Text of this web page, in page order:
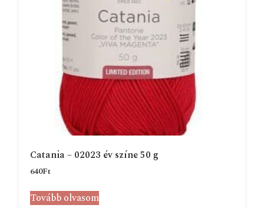
Catania – 02023 év színe 50 g
640Ft
Tovább olvasom